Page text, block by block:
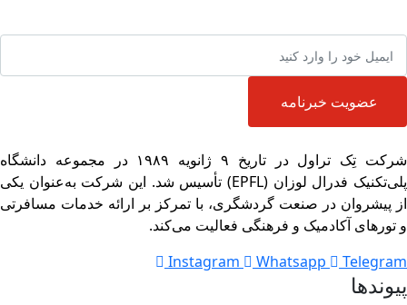
عضویت خبرنامه
شرکت تِک تراول در تاریخ ۹ ژانویه ۱۹۸۹ در مجموعه دانشگاه
پلی‌تکنیک فدرال لوزان (EPFL) تأسیس شد. این شرکت به‌عنوان یکی
پیشروان در صنعت گردشگری، با تمرکز بر ارائه خدمات مسافرتی
آکادمیک و فرهنگی فعالیت می‌کند.
Instagram
Whatsapp